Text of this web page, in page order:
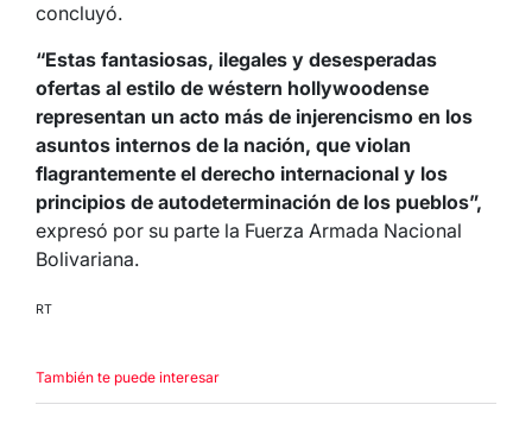
concluyó.
“Estas fantasiosas, ilegales y desesperadas
ofertas al estilo de wéstern hollywoodense
representan un acto más de injerencismo en los
asuntos internos de la nación, que violan
flagrantemente el derecho internacional y los
principios de autodeterminación de los pueblos”,
expresó por su parte la Fuerza Armada Nacional
Bolivariana.
RT
También te puede interesar